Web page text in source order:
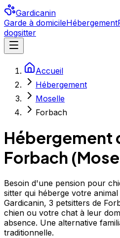
Gardicanin
Garde à domicileHébergement
dogsitter
Accueil
Hébergement
Moselle
Forbach
Hébergement
Forbach (
Besoin d'une pension pour
sitter qui héberge votre
Gardicanin, 3 petsitters de
chien ou votre chat à leur
absence. Une alternative
traditionnelle.